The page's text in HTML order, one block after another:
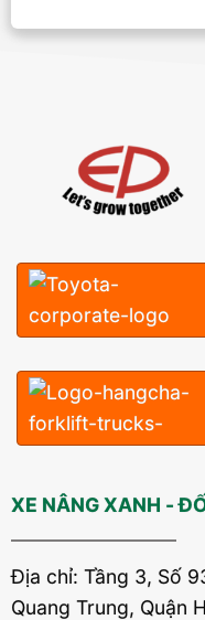
hạng55 sao
XE NÂNG XANH -
Địa chỉ: Tầng 3, Số
Quang Trung, Quận